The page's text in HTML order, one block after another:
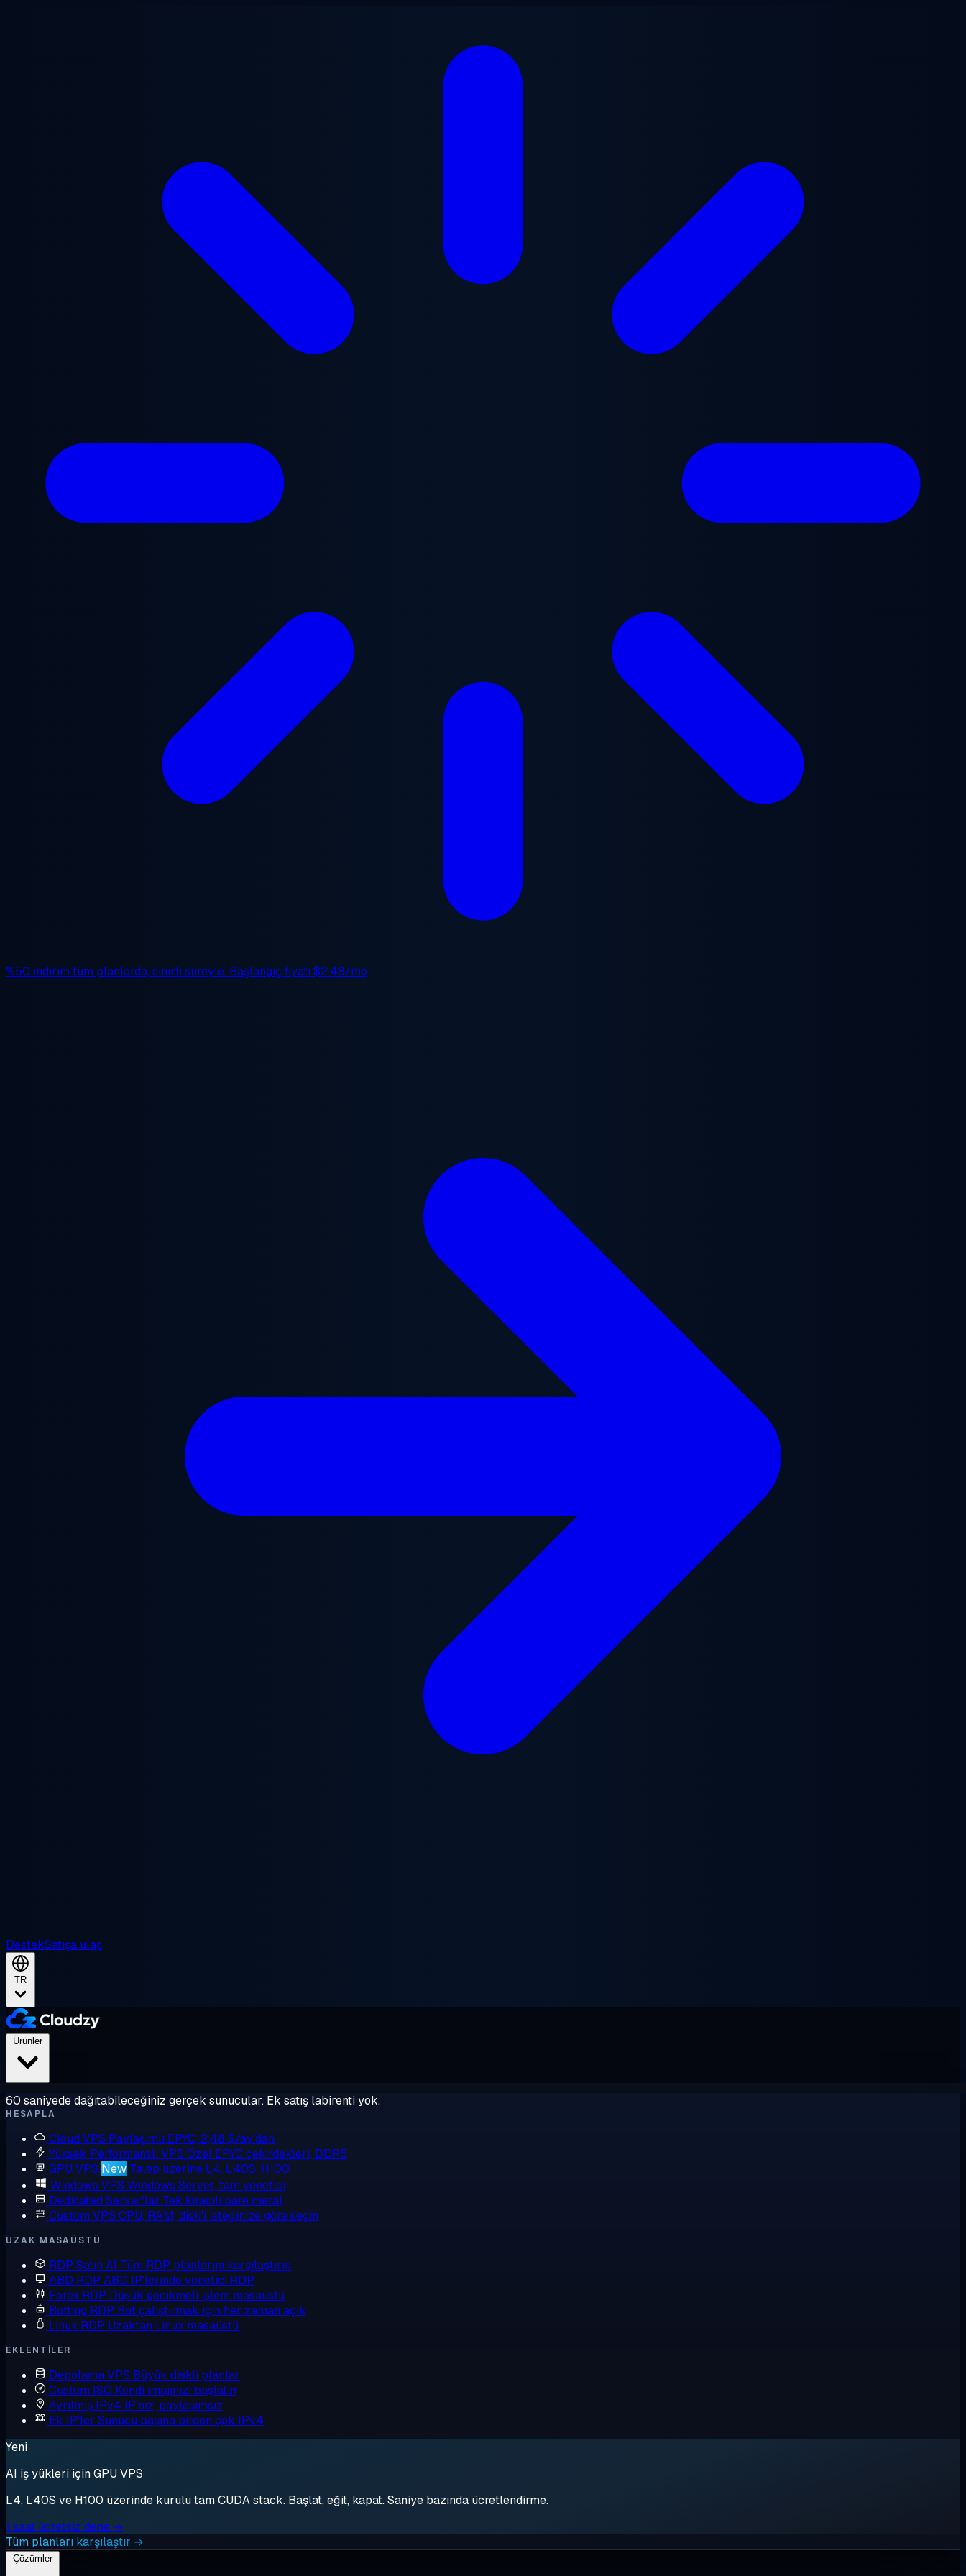
%50 indirim tüm planlarda, sınırlı süreyle. Başlangıç fiyatı $2.48/mo
DestekSatışa ulaş
TR
Ürünler
60 saniyede dağıtabileceğiniz gerçek sunucular. Ek satış labirenti yok.
HESAPLA
Cloud VPS Paylaşımlı EPYC, 2,48 $/ay'dan
Yüksek Performanslı VPS Özel EPYC çekirdekleri, DDR5
GPU VPS New Talep üzerine L4, L40S, H100
Windows VPS Windows Server, tam yönetici
Dedicated Server'lar Tek kiracılı bare metal
Custom VPS CPU, RAM, disk'i isteğinize göre seçin
UZAK MASAÜSTÜ
RDP Satın Al Tüm RDP planlarını karşılaştırın
ABD RDP ABD IP'lerinde yönetici RDP
Forex RDP Düşük gecikmeli işlem masaüstü
Botting RDP Bot çalıştırmak için her zaman açık
Linux RDP Uzaktan Linux masaüstü
EKLENTILER
Depolama VPS Büyük diskli planlar
Custom ISO Kendi imajınızı başlatın
Ayrılmış IPv4 IP'niz, paylaşımsız
Ek IP'ler Sunucu başına birden çok IPv4
Yeni
AI iş yükleri için GPU VPS
L4, L40S ve H100 üzerinde kurulu tam CUDA stack. Başlat, eğit, kapat. Saniye bazında ücretlendirme.
1 saat ücretsiz dene →
Tüm planları karşılaştır →
Çözümler